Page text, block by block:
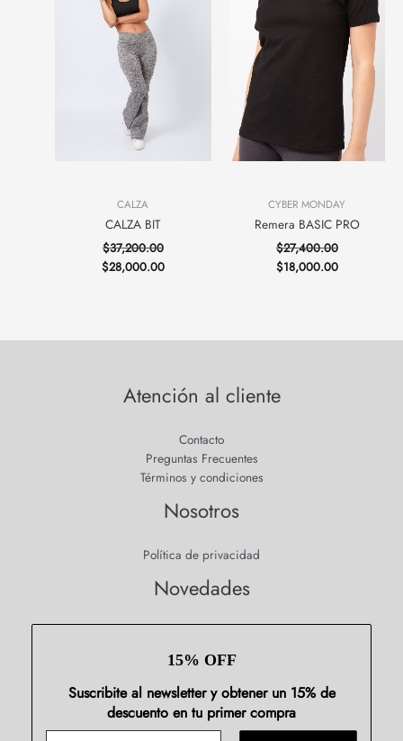
CALZA
CALZA BIT
$37,200.00
$28,000.00
CYBER MONDAY
Remera BASIC PRO
$27,400.00
$18,000.00
Atención al cliente
Contacto
Preguntas Frecuentes
Términos y condiciones
Nosotros
Política de privacidad
Novedades
15% OFF
Suscribite al newsletter y obtener un 15% de
descuento en tu primer compra